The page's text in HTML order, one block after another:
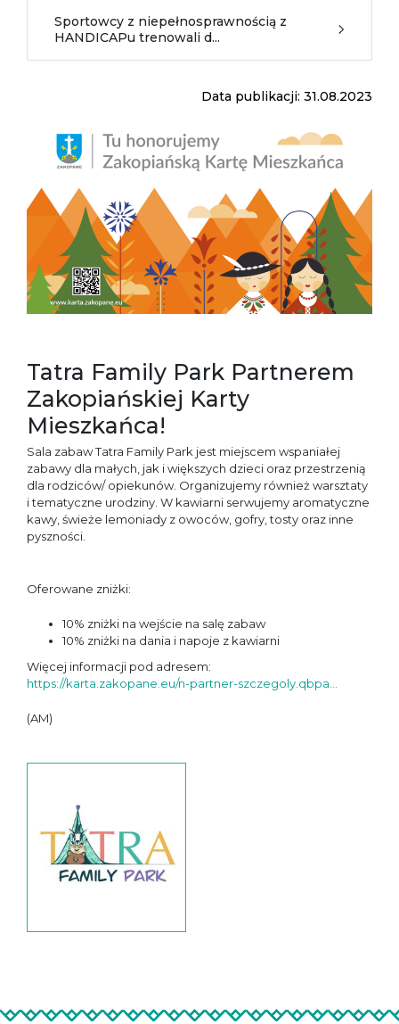
Sportowcy z niepełnosprawnością z
HANDICAPu trenowali d...
Data publikacji: 31.08.2023
Tatra Family Park Partnerem
Zakopiańskiej Karty
Mieszkańca!
Sala zabaw Tatra Family Park jest miejscem wspaniałej
zabawy dla małych, jak i większych dzieci oraz przestrzenią
dla rodziców/ opiekunów. Organizujemy również warsztaty
i tematyczne urodziny. W kawiarni serwujemy aromatyczne
kawy, świeże lemoniady z owoców, gofry, tosty oraz inne
pyszności.
Oferowane zniżki:
10% zniżki na wejście na salę zabaw
10% zniżki na dania i napoje z kawiarni
Więcej informacji pod adresem:
https://karta.zakopane.eu/n-partner-szczegoly.qbpa...
(AM)